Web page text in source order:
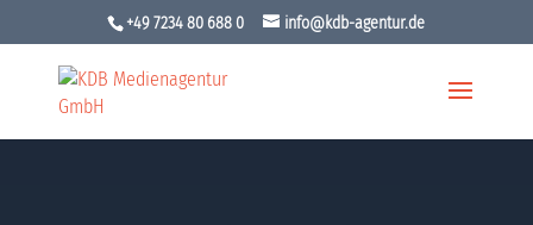
+49 7234 80 688 0 info@kdb-agentur.de